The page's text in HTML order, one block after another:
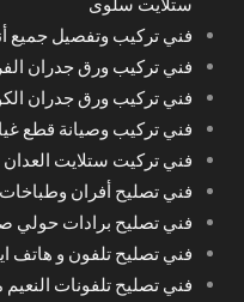
فني تركيب وتفصيل جميع
فني تركيب ورق جدران
فني تركيب ورق جدران
فني تركيب وصيانة قطع
فني تركيت ستلايت العدان
فني تصليح أفران
فني تصليح برادات حولي
فني تصليح تلفون و هاتف
فني تصليح تلفونات